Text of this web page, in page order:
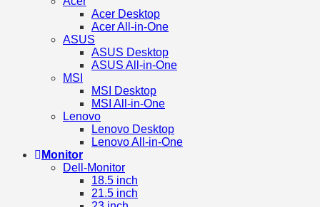
Acer Desktop
Acer All-in-One
ASUS
ASUS Desktop
ASUS All-in-One
MSI
MSI Desktop
MSI All-in-One
Lenovo
Lenovo Desktop
Lenovo All-in-One
Monitor
Dell-Monitor
18.5 inch
21.5 inch